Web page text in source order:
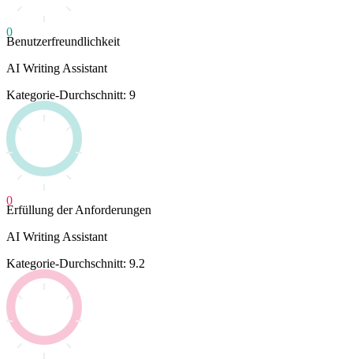
0
Benutzerfreundlichkeit
AI Writing Assistant
Kategorie-Durchschnitt: 9
0
Erfüllung der Anforderungen
AI Writing Assistant
Kategorie-Durchschnitt: 9.2